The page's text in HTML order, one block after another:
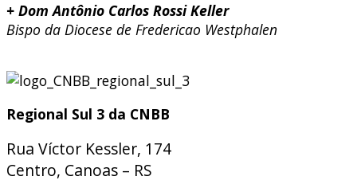
+ Dom Antônio Carlos Rossi Keller
Bispo da Diocese de Fredericao Westphalen
Regional Sul 3 da CNBB
Rua Víctor Kessler, 174
Centro, Canoas – RS